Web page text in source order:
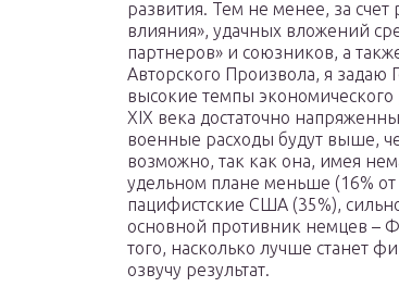
развития. Тем не менее, за
влияния», удачных вложений
партнеров» и союзников, а
Авторского Произвола, я задаю
высокие темпы
XIX века достаточно
военные расходы будут выше,
возможно, так как она, имея
удельном плане меньше (16% от
пацифистские США (35%),
основной противник немцев –
того, насколько лучше станет
озвучу результат.